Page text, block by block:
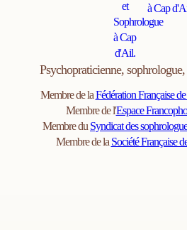
Psychopraticienne,
Membre de laFédération Française
Membre de l'Espace
Membre du Syndicat des
Membre de la Société Française